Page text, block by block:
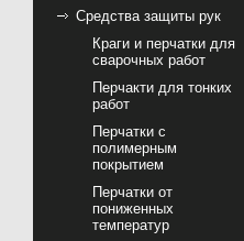
Средства защиты рук
Краги и перчатки для
сварочных работ
Перчакти для тонких
работ
Перчатки с
полимерным
покрытием
Перчатки от
пониженных
температур